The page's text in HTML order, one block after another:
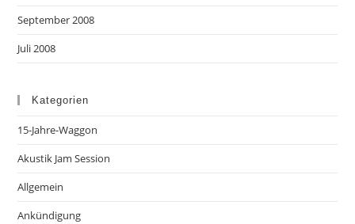
September 2008
Juli 2008
Kategorien
15-Jahre-Waggon
Akustik Jam Session
Allgemein
Ankündigung